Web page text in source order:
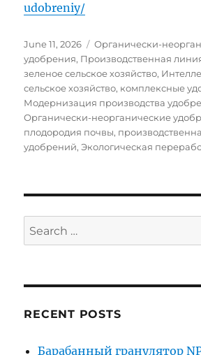
udobreniy/
Posted
on
June 11, 2026 Categories
Органически-
удобрения, Производственная
зеленое сельское хозяйство,
сельское хозяйство, комплексные
Модернизация производства
Органически-неорганические
плодородия почвы,
удобрений,Экологическая
Search
for:
RECENT POSTS
Барабанный гранулятор